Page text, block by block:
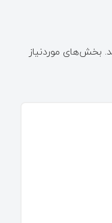
بخش‌های موردنیاز